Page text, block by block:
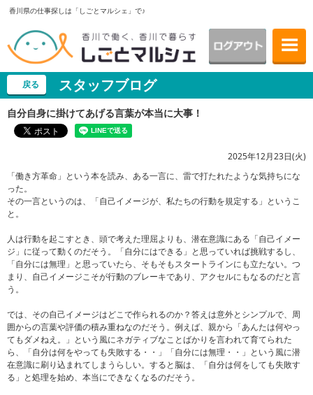
香川県の仕事探しは「しごとマルシェ」で♪
戻る スタッフブログ
自分自身に掛けてあげる言葉が本当に大事！
2025年12月23日(火)
「働き方革命」という本を読み、ある一言に、雷で打たれたような気持ちにな
った。
その一言というのは、「自己イメージが、私たちの行動を規定する」というこ
と。
人は行動を起こすとき、頭で考えた理屈よりも、潜在意識にある「自己イメー
ジ」に従って動くのだそう。「自分にはできる」と思っていれば挑戦するし、
「自分には無理」と思っていたら、そもそもスタートラインにも立たない。つ
まり、自己イメージこそが行動のブレーキであり、アクセルにもなるのだと言
う。
では、その自己イメージはどこで作られるのか？答えは意外とシンプルで、周
囲からの言葉や評価の積み重ねなのだそう。例えば、親から「あんたは何やっ
てもダメねえ。」という風にネガティブなことばかりを言われて育てられた
ら、「自分は何をやっても失敗する・・」「自分には無理・・」という風に潜
在意識に刷り込まれてしまうらしい。すると脳は、「自分は何をしても失敗す
る」と処理を始め、本当にできなくなるのだそう。